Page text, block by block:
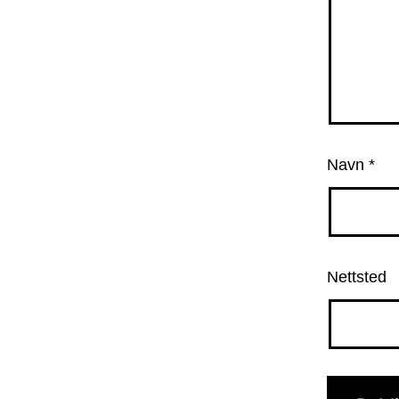
Navn *
Nettsted